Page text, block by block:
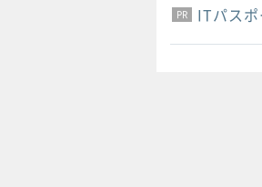
PR
PR
PR ITパス